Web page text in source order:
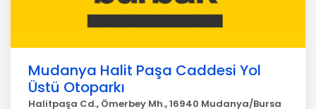
Mudanya Halit Paşa Caddesi Yol
Üstü Otoparkı
Halitpaşa Cd., Ömerbey Mh., 16940 Mudanya/Bursa